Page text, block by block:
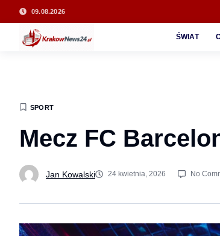
09.08.2026
ŚWIAT
SPORT
Mecz FC
Jan Kowalski 24 kwietnia, 2026 No